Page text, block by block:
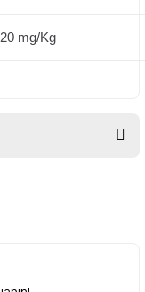
mg/Kg
ve diğer
formunu